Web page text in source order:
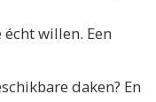
willen. Een
daken? En